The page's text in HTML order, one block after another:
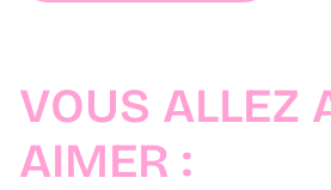
VOUS ALLEZ
AIMER :